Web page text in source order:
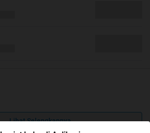
Lihat Selengkapnya